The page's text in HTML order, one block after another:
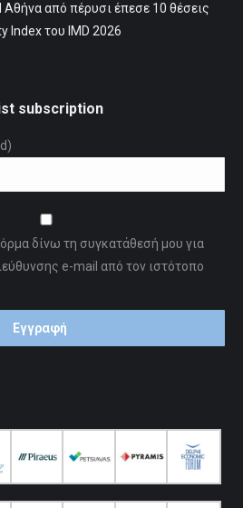
από πέρυσι έπεσε 10 θέσεις
Index του IMD 2026
subscription
δίνω τη συγκατάθεσή μου για
e-mail από τον ιστότοπο